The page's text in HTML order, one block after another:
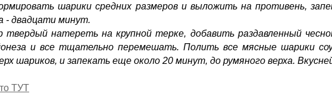
шарики средних размеров и выложить на противень,
- двадцати минут.
твердый натереть на крупной терке, добавить раздавленный
и все тщательно перемешать. Полить все мясные шарики
шариков, и запекать еще около 20 минут, до румяного верха.
ТУТ